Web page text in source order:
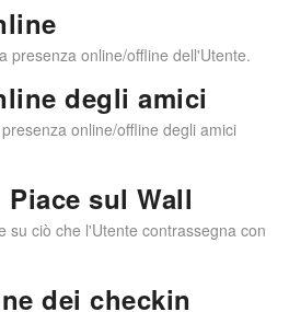
presenza online/offline dell'Utente.
degli amici
online/offline degli amici
sul Wall
su ciò che l'Utente contrassegna con
dei checkin